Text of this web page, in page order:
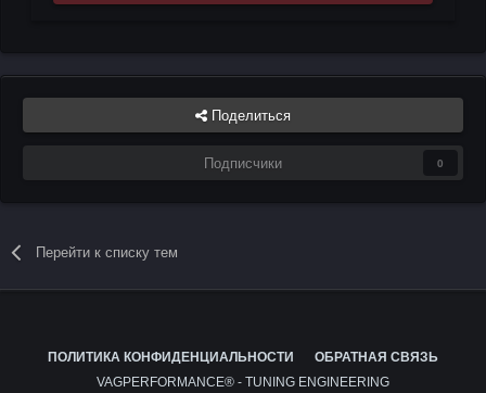
Поделиться
Подписчики 0
Перейти к списку тем
ПОЛИТИКА КОНФИДЕНЦИАЛЬНОСТИ
ОБРАТНАЯ СВЯЗЬ
VAGPERFORMANCE® - TUNING ENGINEERING